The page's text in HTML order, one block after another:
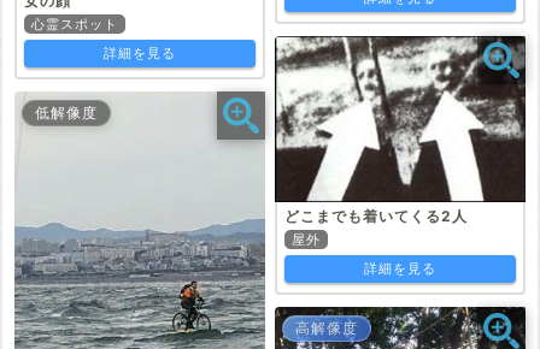
心霊スポット
詳細を見る
低解像度
どこまでも着いてくる2人
屋外
詳細を見る
高解像度